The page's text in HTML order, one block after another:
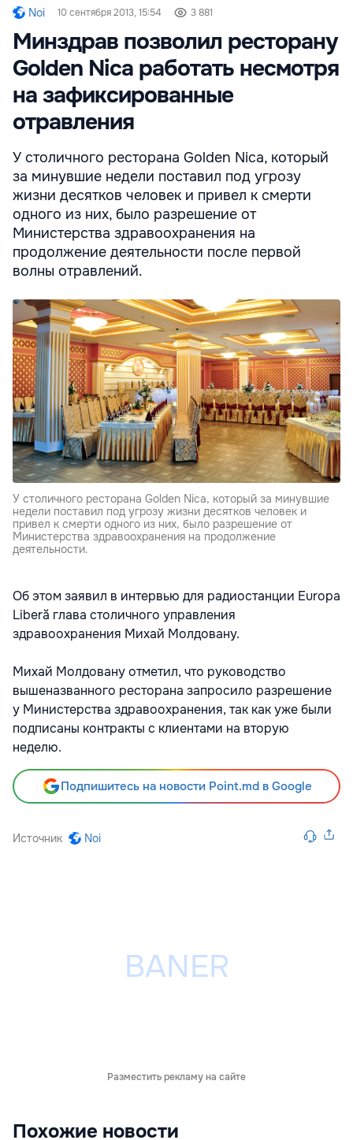
Noi 10 сентября 2013, 15:54 3 881
Минздрав позволил ресторану
Golden Nica работать несмотря
на зафиксированные
отравления
У столичного ресторана Golden Nica, который
за минувшие недели поставил под угрозу
жизни десятков человек и привел к смерти
одного из них, было разрешение от
Министерства здравоохранения на
продолжение деятельности после первой
волны отравлений.
У столичного ресторана Golden Nica, который за минувшие
недели поставил под угрозу жизни десятков человек и
привел к смерти одного из них, было разрешение от
Министерства здравоохранения на продолжение
деятельности.
Об этом заявил в интервью для радиостанции Europa
Liberă глава столичного управления
здравоохранения Михай Молдовану.
Михай Молдовану отметил, что руководство
вышеназванного ресторана запросило разрешение
у Министерства здравоохранения, так как уже были
подписаны контракты с клиентами на вторую
неделю.
Подпишитесь на новости Point.md в Google
Источник Noi
Разместить рекламу на сайте
Похожие новости